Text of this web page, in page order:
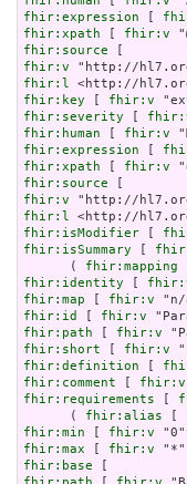
fhir:expression [
fhir:xpath [ fhir:v
fhir:source
fhir:v
fhir:l
fhir:key [ fhir:v
fhir:severity [
fhir:human [ fhir:v
fhir:expression [
fhir:xpath [ fhir:v
fhir:source
fhir:v
fhir:l
fhir:isModifier [
fhir:isSummary [
      (
fhir:mapping
fhir:identity [
fhir:map [ fhir:v
fhir:id
[ fhir:v
fhir:path [ fhir:v
fhir:short [ fhir:v
fhir:definition [
fhir:comment [ fhir:v
fhir:requirements [
      (
fhir:alias [
fhir:min [ fhir:v
fhir:max [ fhir:v
fhir:base